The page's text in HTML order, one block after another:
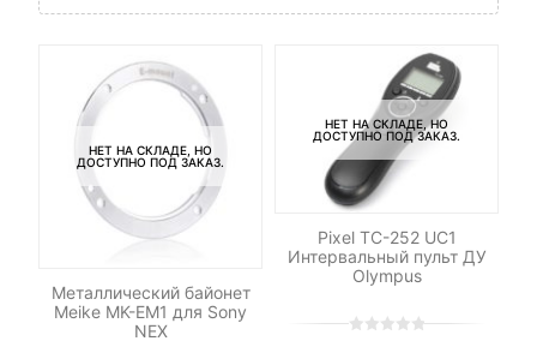
НЕТ НА СКЛАДЕ, НО
ДОСТУПНО ПОД ЗАКАЗ.
Металлический байонет
Meike MK-EM1 для Sony
NEX
НЕТ НА СКЛАДЕ, НО
ДОСТУПНО ПОД ЗАКАЗ.
Pixel TC-252 UC1
Интервальный пульт ДУ
Olympus